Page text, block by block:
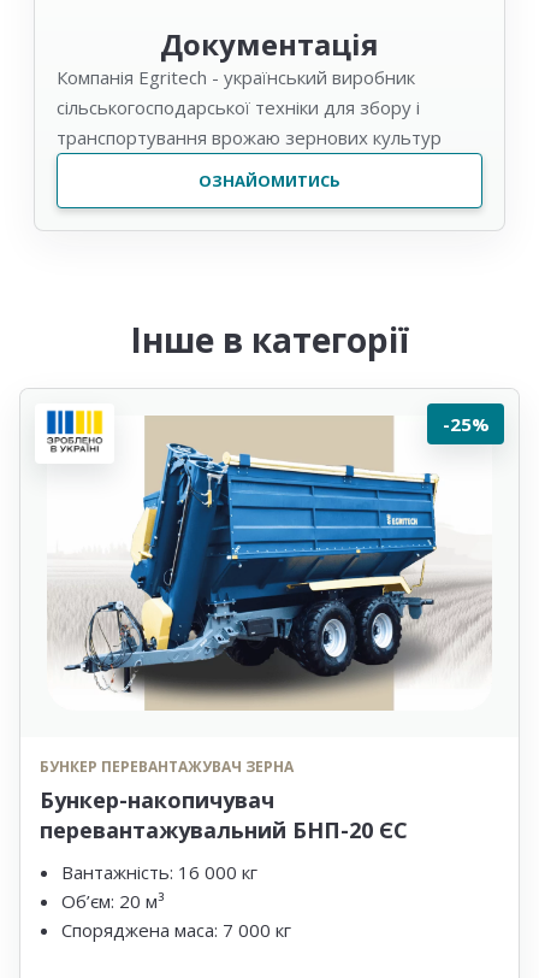
Документація
Компанія Egritech - український виробник
сільськогосподарської техніки для збору і
транспортування врожаю зернових культур
ОЗНАЙОМИТИСЬ
Інше в категорії
-25%
БУНКЕР ПЕРЕВАНТАЖУВАЧ ЗЕРНА
Бункер-накопичувач
перевантажувальний БНП-20 ЄС
Вантажність: 16 000 кг
Об’єм: 20 м³
Споряджена маса: 7 000 кг